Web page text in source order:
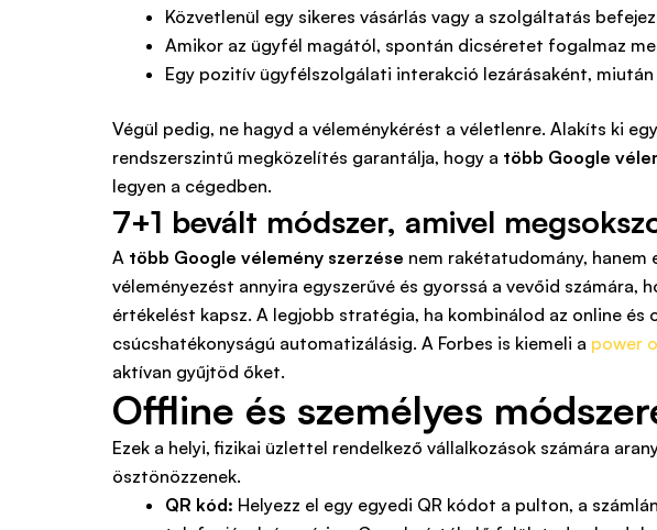
Közvetlenül egy sikeres vásárlás vagy a szolgáltatás
Amikor az ügyfél magától, spontán dicséretet fogalmaz
Egy pozitív ügyfélszolgálati interakció lezárásaként,
Végül pedig, ne hagyd a véleménykérést a véletlenre. Alakíts ki
rendszerszintű megközelítés garantálja, hogy a több Google
legyen a cégedben.
7+1 bevált módszer, amivel
A több Google vélemény szerzése nem rakétatudomány,
véleményezést annyira egyszerűvé és gyorssá a vevőid
értékelést kapsz. A legjobb stratégia, ha kombinálod az online
csúcshatékonyságú automatizálásig. A Forbes is kiemeli a power
aktívan gyűjtöd őket.
Offline és személyes
Ezek a helyi, fizikai üzlettel rendelkező vállalkozások számára
ösztönözzenek.
QR kód: Helyezz el egy egyedi QR kódot a pulton, a